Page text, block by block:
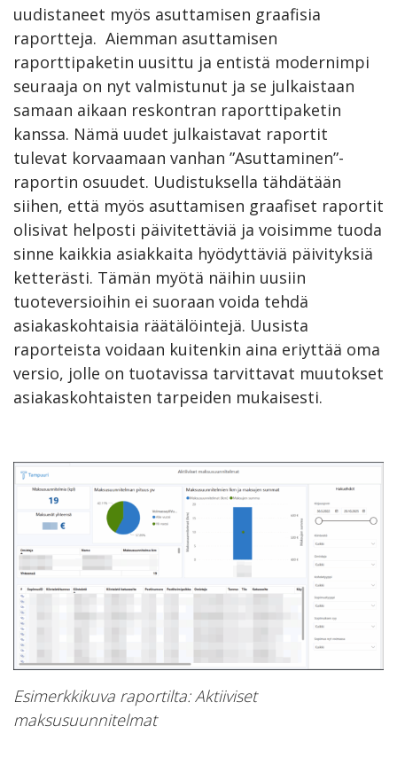
uudistaneet myös asuttamisen graafisia
raportteja. Aiemman asuttamisen
raporttipaketin uusittu ja entistä modernimpi
seuraaja on nyt valmistunut ja se julkaistaan
samaan aikaan reskontran raporttipaketin
kanssa. Nämä uudet julkaistavat raportit
tulevat korvaamaan vanhan ”Asuttaminen”-
raportin osuudet. Uudistuksella tähdätään
siihen, että myös asuttamisen graafiset raportit
olisivat helposti päivitettäviä ja voisimme tuoda
sinne kaikkia asiakkaita hyödyttäviä päivityksiä
ketterästi. Tämän myötä näihin uusiin
tuoteversioihin ei suoraan voida tehdä
asiakaskohtaisia räätälöintejä. Uusista
raporteista voidaan kuitenkin aina eriyttää oma
versio, jolle on tuotavissa tarvittavat muutokset
asiakaskohtaisten tarpeiden mukaisesti.
Esimerkkikuva raportilta: Aktiiviset
maksusuunnitelmat